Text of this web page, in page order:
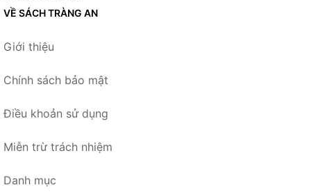
VỀ SÁCH TRÀNG AN
Giới thiệu
Chính sách bảo mật
Điều khoản sử dụng
Miễn trừ trách nhiệm
Danh mục